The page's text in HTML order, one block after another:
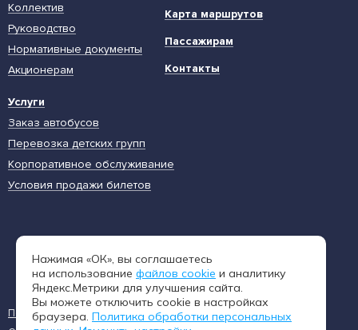
Коллектив
Руководство
Нормативные документы
Акционерам
Услуги
Заказ автобусов
Перевозка детских групп
Корпоративное обслуживание
Условия продажи билетов
Карта маршрутов
Пассажирам
Контакты
8 (962) 402-65-54
Пользовательское соглашение Политика конфиденциальности
Нажимая «ОК», вы соглашаетесь
на использование файлов cookie и аналитику
Яндекс.Метрики для улучшения сайта.
Вы можете отключить cookie в настройках
браузера. Политика обработки персональных